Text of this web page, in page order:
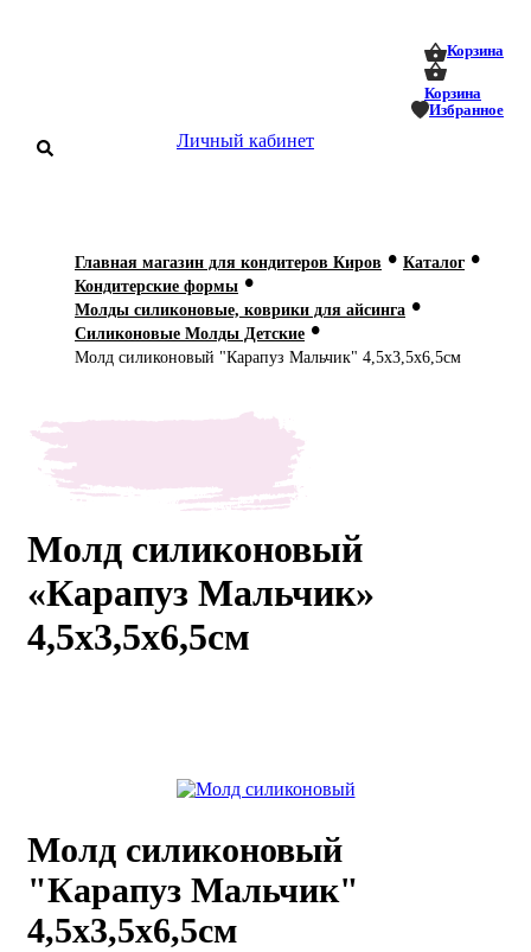
Корзина
Корзина
Избранное
Личный кабинет
Мастер-
классы
Главная магазин для кондитеров Киров • Каталог •
Кондитерские формы •
Молды силиконовые, коврики для айсинга •
Силиконовые Молды Детские •
Молд силиконовый "Карапуз Мальчик" 4,5х3,5х6,5см
Молд силиконовый
«Карапуз Мальчик»
4,5х3,5х6,5см
Молд силиконовый
"Карапуз Мальчик"
4,5х3,5х6,5см